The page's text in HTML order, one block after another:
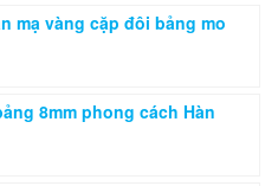
mạ vàng cặp đôi bảng mo
8mm phong cách Hàn